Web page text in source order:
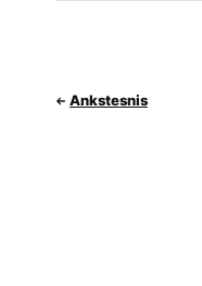
Ankstesnis